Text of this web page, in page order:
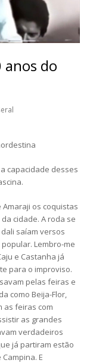
anos do
capacidade desses
os coquistas
cidade. A roda se
saíam versos
Lembro-me
e Castanha já
para o improviso.
pelas feiras e
como Beija-Flor,
as feiras com
as grandes
verdadeiros
já partiram estão
E